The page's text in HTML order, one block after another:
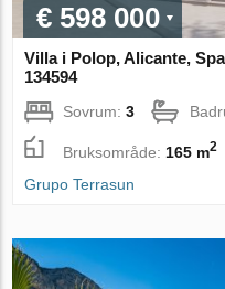
€ 598 000
Villa i Polop, Alicante,
134594
Sovrum:3
Bruksområde: 165 m2
Grupo Terrasun